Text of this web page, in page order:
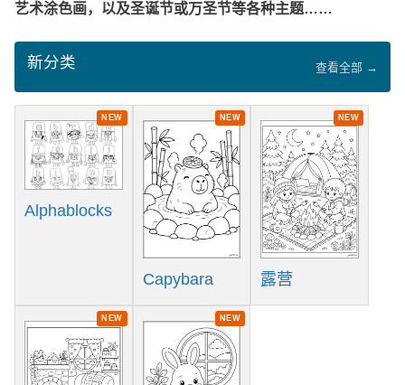
艺术涂色画，以及圣诞节或万圣节等各种主题……
新分类 查看全部 →
NEW
Alphablocks
NEW
Capybara
NEW
露营
NEW NEW